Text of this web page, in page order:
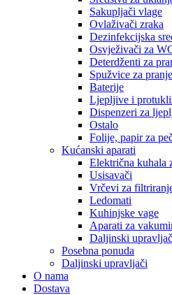
Sakupljači vlage
Ovlaživači zraka
Dezinfekcijska
Osvježivači za
Deterdženti za
Spužvice za
Baterije
Ljepljive i
Dispenzeri za
Ostalo
Folije, papir za
Kućanski aparati
Električna kuhala
Usisavači
Vrčevi za
Ledomati
Kuhinjske vage
Aparati za
Daljinski
Posebna ponuda
Daljinski upravljači
O nama
Dostava